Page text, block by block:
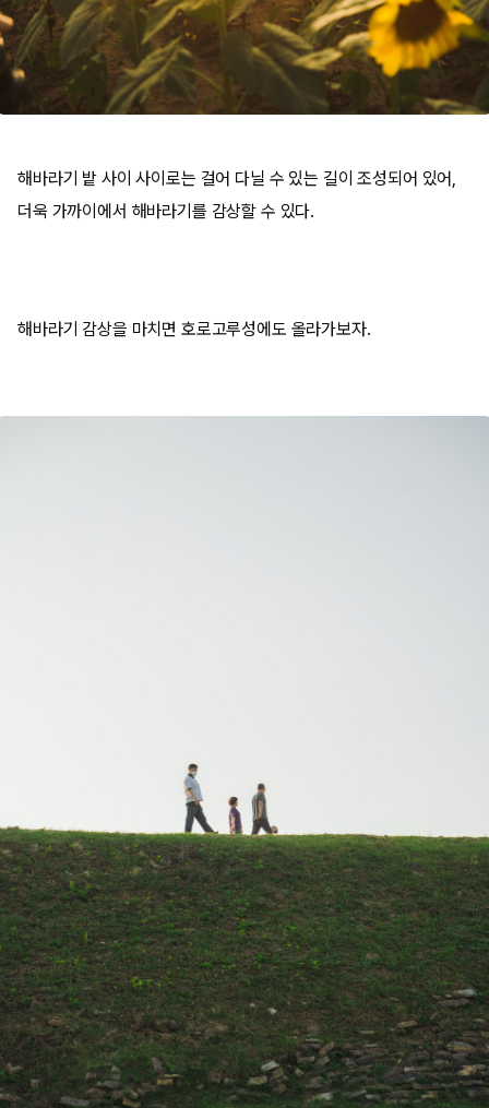
해바라기 밭 사이 사이로는 걸어 다닐 수 있는 길이 조성되어 있어,
더욱 가까이에서 해바라기를 감상할 수 있다.
해바라기 감상을 마치면 호로고루성에도 올라가보자.